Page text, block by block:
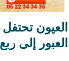
العيون
العبور إلى